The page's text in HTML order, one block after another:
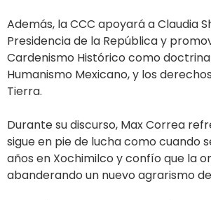
Además, la CCC apoyará a Claudia
Presidencia de la República y
Cardenismo Histórico como
Humanismo Mexicano, y los
Tierra.
Durante su discurso, Max Correa
sigue en pie de lucha como cuando
años en Xochimilco y confío que la
abanderando un nuevo agrarismo